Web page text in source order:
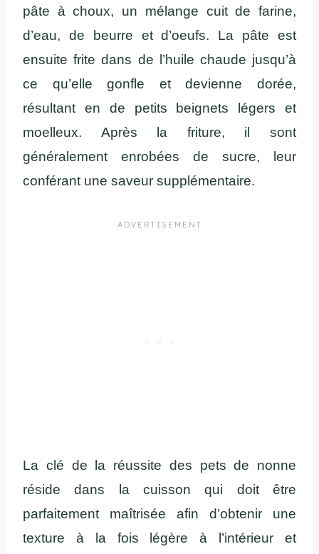
pâte à choux, un mélange cuit de farine,
d’eau, de beurre et d’oeufs. La pâte est
ensuite frite dans de l’huile chaude jusqu’à
ce qu’elle gonfle et devienne dorée,
résultant en de petits beignets légers et
moelleux. Après la friture, il sont
généralement enrobées de sucre, leur
conférant une saveur supplémentaire.
La clé de la réussite des pets de nonne
réside dans la cuisson qui doit être
parfaitement maîtrisée afin d’obtenir une
texture à la fois légère à l’intérieur et